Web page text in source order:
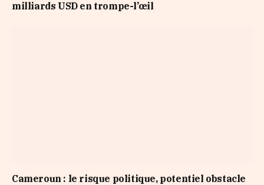
milliards USD en trompe-l’œil
Cameroun : le risque politique, potentiel obstacle